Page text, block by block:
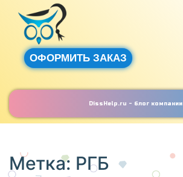
ОФОРМИТЬ ЗАКАЗ
DissHelp.ru - блог компании
Метка: РГБ